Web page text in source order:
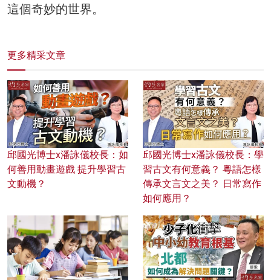
這個奇妙的世界。
更多精采文章
邱國光博士x潘詠儀校長：如
何善用動畫遊戲 提升學習古
文動機？
邱國光博士x潘詠儀校長：學
習古文有何意義？ 粵語怎樣
傳承文言文之美？ 日常寫作
如何應用？